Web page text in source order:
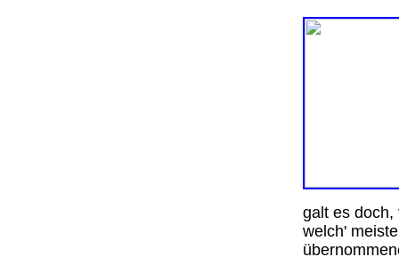
galt es doch,
welch'